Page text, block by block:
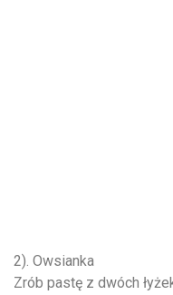
2). Owsianka
Zrób pastę z dwóch